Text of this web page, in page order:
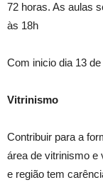
72 horas. As aulas
às 18h
Com inicio dia 13
Vitrinismo
Contribuir para a
área de vitrinismo e
e região tem